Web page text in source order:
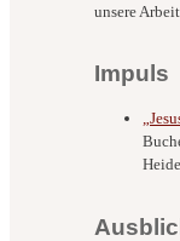
unsere
Impuls